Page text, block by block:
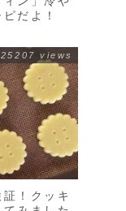
だよ！
！クッキ
25207 views